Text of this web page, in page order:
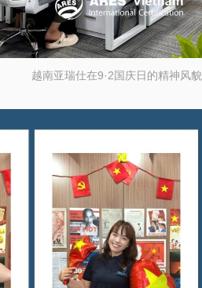
越南亚瑞仕在9·2国庆日的精神风貌